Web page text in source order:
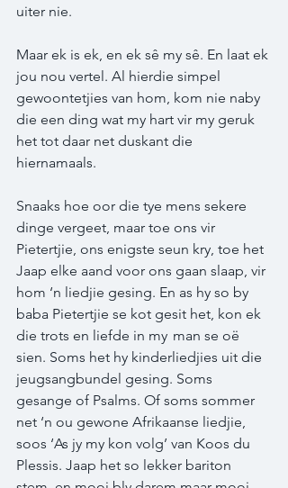
uiter nie.
Maar ek is ek, en ek sê my sê. En laat ek
jou nou vertel. Al hierdie simpel
gewoontetjies van hom, kom nie naby
die een ding wat my hart vir my geruk
het tot daar net duskant die
hiernamaals.
Snaaks hoe oor die tye mens sekere
dinge vergeet, maar toe ons vir
Pietertjie, ons enigste seun kry, toe het
Jaap elke aand voor ons gaan slaap, vir
hom ‘n liedjie gesing. En as hy so by
baba Pietertjie se kot gesit het, kon ek
die trots en liefde in my  man se oë
sien. Soms het hy kinderliedjies uit die
jeugsangbundel gesing. Soms
gesange of Psalms. Of soms sommer
net ‘n ou gewone Afrikaanse liedjie,
soos ‘As jy my kon volg’ van Koos du
Plessis. Jaap het so lekker bariton